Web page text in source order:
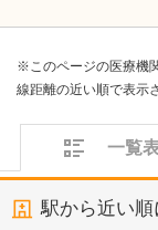
※このページの医療機
線距離の近い順で表示
一覧
駅から近い順